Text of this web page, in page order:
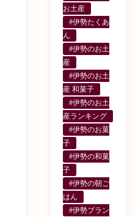
お土産
#伊勢たくあ
ん
#伊勢のお土
産
#伊勢のお土
産 和菓子
#伊勢のお土
産ランキング
#伊勢のお菓
子
#伊勢の和菓
子
#伊勢の朝ご
はん
#伊勢ブラン